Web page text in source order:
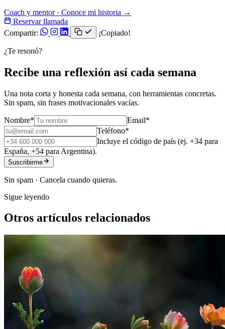
Coach y mentor · Conoce mi historia →
Reservar llamada
Compartir:
¡Copiado!
¿Te resonó?
Recibe una reflexión así cada semana
Una nota corta y honesta cada semana, con herramientas concretas.
Sin spam, sin frases motivacionales vacías.
Nombre* Email*
Teléfono*
Incluye el código de país (ej. +34 para
España, +54 para Argentina).
Suscribirme
Sin spam · Cancela cuando quieras.
Sigue leyendo
Otros artículos relacionados